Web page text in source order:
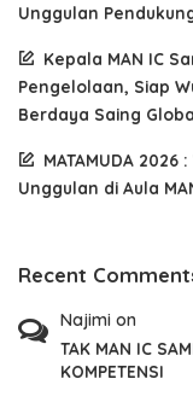
Unggulan
Kepala MAN IC
Pengelolaan, Siap
Berdaya Saing
MATAMUDA
Unggulan di Aula
Recent
Najimi on
TAK MAN IC
KOMPETENSI